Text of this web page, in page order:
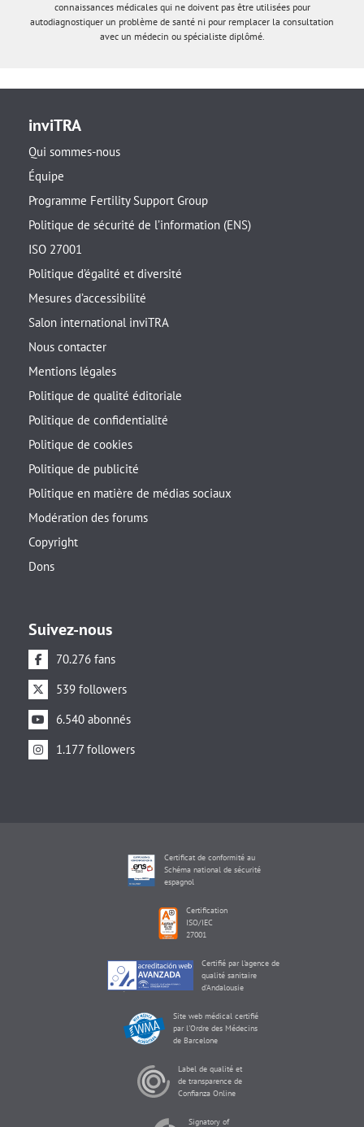
connaissances médicales qui ne doivent pas être utilisées pour
autodiagnostiquer un problème de santé ni pour remplacer la consultation
avec un médecin ou spécialiste diplômé.
inviTRA
Qui sommes-nous
Équipe
Programme Fertility Support Group
Politique de sécurité de l’information (ENS)
ISO 27001
Politique d’égalité et diversité
Mesures d’accessibilité
Salon international inviTRA
Nous contacter
Mentions légales
Politique de qualité éditoriale
Politique de confidentialité
Politique de cookies
Politique de publicité
Politique en matière de médias sociaux
Modération des forums
Copyright
Dons
Suivez-nous
70.276 fans
539 followers
6.540 abonnés
1.177 followers
Certificat de conformité au
Schéma national de sécurité
espagnol
Certification
ISO/IEC
27001
Certifié par l'agence de
qualité sanitaire
d'Andalousie
Site web médical certifié
par l'Ordre des Médecins
de Barcelone
Label de qualité et
de transparence de
Confianza Online
Signatory of